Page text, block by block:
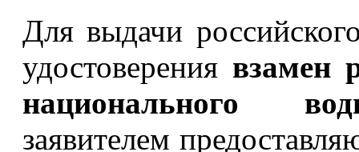
Для выдачи
удостоверения взамен
национального
заявителем